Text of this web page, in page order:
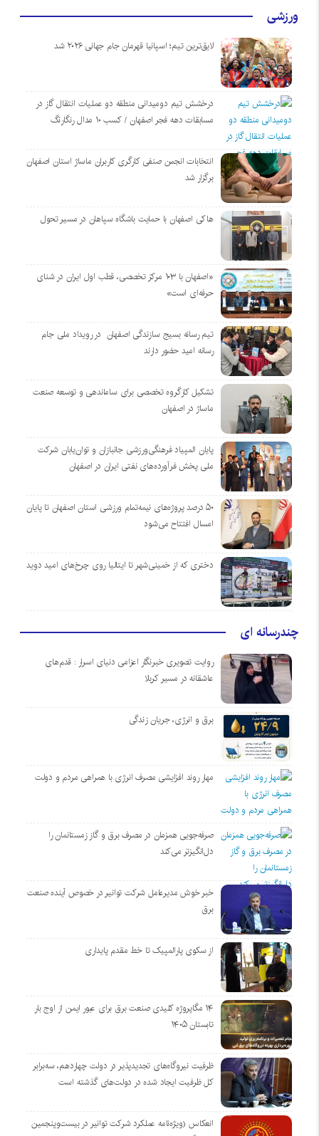
ورزشی
لایق‌ترین تیم؛ اسپانیا قهرمان جام جهانی ۲۰۲۶ شد
درخشش تیم دومیدانی منطقه دو عملیات انتقال گاز در
مسابقات دهه فجر اصفهان / کسب ۱۰ مدال رنگارنگ
انتخابات انجمن صنفی کارگری کاربران ماساژ استان اصفهان
برگزار شد
هاکی اصفهان با حمایت باشگاه سپاهان در مسیر تحول
«اصفهان با ۱۰۳ مرکز تخصصی، قطب اول ایران در شنای
حرفه‌ای است»
تیم رسانه بسیج سازندگی اصفهان در رویداد ملی جام
رسانه امید حضور دارند
تشکیل کارگروه تخصصی برای ساماندهی و توسعه صنعت
ماساژ در اصفهان
پایان المپیاد فرهنگی‌ورزشی جانبازان و توان‌یابان شرکت
ملی پخش فرآورده‌های نفتی ایران در اصفهان
۵۰ درصد پروژه‌های نیمه‌تمام ورزشی استان اصفهان تا پایان
امسال افتتاح می‌شود
دختری که از خمینی‌شهر تا ایتالیا روی چرخ‌های امید دوید
چندرسانه ای
روایت تصویری خبرنگار اعزامی دنیای اسرار : قدم‌های
عاشقانه در مسیر کربلا
برق و انرژی، جریان زندگی
مهار روند افزایشی مصرف انرژی با همراهی مردم و دولت
صرفه‌جویی همزمان در مصرف برق و گاز زمستانمان را
دل‌انگیزتر می‌کند
خبر خوش مدیرعامل شرکت توانیر در خصوص آینده صنعت
برق
از سکوی پارالمپیک تا خط مقدم پایداری
۱۴ مگاپروژه‌ کلیدی صنعت برق برای عبور ایمن از اوج بار
تابستان ۱۴۰۵
ظرفیت نیروگاه‌های تجدیدپذیر در دولت چهاردهم، سه‌برابر
کل ظرفیت ایجاد شده در دولت‌های گذشته است
انعکاس (ویژه‌نامه عملکرد شرکت توانیر در بیست‌وپنجمین